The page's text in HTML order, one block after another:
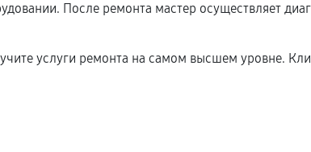
После ремонта мастер осуществляет
услуги ремонта на самом высшем уровне.